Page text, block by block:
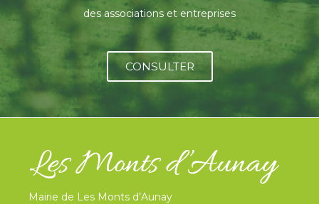
des associations et entreprises
CONSULTER
Mairie de Les Monts d’Aunay